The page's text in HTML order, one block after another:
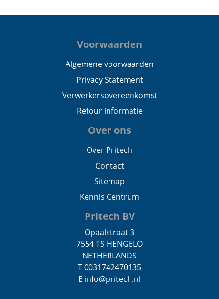
Voorwaarden
Algemene voorwaarden
Privacy Statement
Verwerkersovereenkomst
Retour informatie
Over ons
Over Pritech
Contact
Sitemap
Kennis Centrum
Pritech BV
Opaalstraat 3
7554 TS HENGELO
NETHERLANDS
T 0031742470135
E info@pritech.nl